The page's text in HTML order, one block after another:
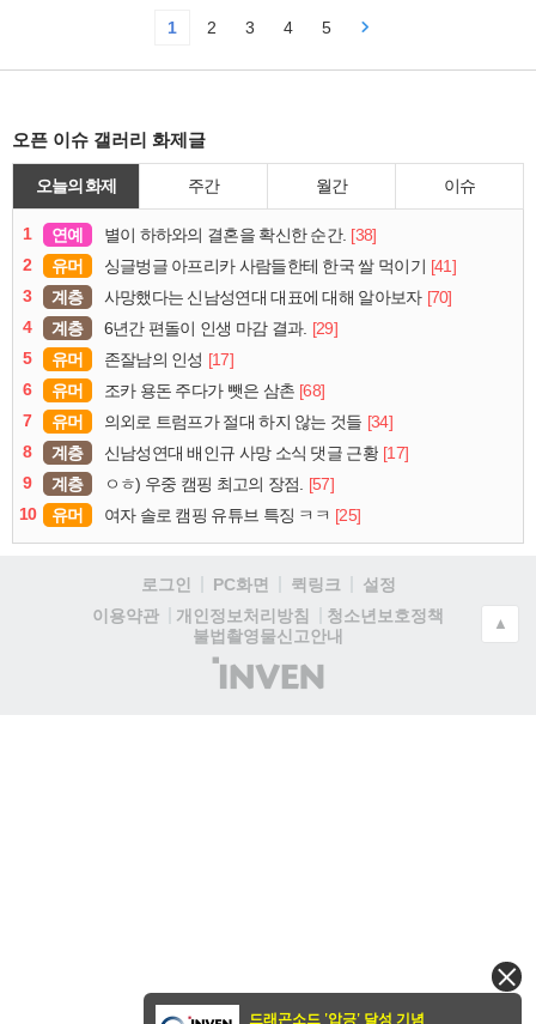
1 2 3 4 5
오픈 이슈 갤러리 화제글
오늘의 화제 주간 월간 이슈
1 연예 별이 하하와의 결혼을 확신한 순간. [38]
2
유머 싱글벙글 아프리카 사람들한테 한국 쌀 먹이기 [41]
3
계층 사망했다는 신남성연대 대표에 대해 알아보자 [70]
4
계층 6년간 편돌이 인생 마감 결과. [29]
5
유머 존잘남의 인성 [17]
6
유머 조카 용돈 주다가 뺏은 삼촌 [68]
7
유머 의외로 트럼프가 절대 하지 않는 것들 [34]
8
계층 신남성연대 배인규 사망 소식 댓글 근황 [17]
9
계층 ㅇㅎ) 우중 캠핑 최고의 장점. [57]
10
유머 여자 솔로 캠핑 유튜브 특징 ㅋㅋ [25]
로그인 PC화면 퀵링크
설정
이용약관
개인정보처리방침
청소년보호정책
불법촬영물신고안내
(주)
인
▲
드래곤소드 '압긍' 달성 기념